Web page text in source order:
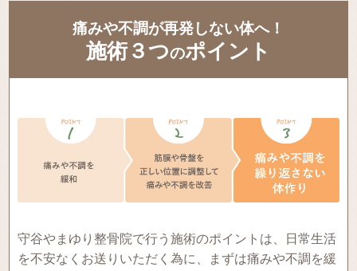
痛みや不調が再発しない体へ！
施術３つのポイント
守谷やまゆり整骨院で行う施術のポイントは、日常生活
を不安なくお送りいただく為に、まずは痛みや不調を緩